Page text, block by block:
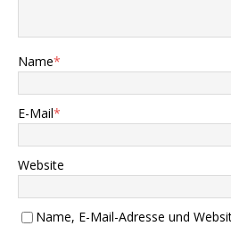
Name*
E-Mail*
Website
Name, E-Mail-Adresse und